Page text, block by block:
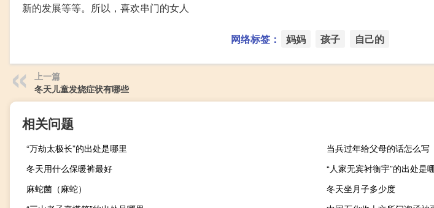
新的发展等等。所以，喜欢串门的女人
网络标签： 妈妈 孩子 自己的
上一篇
冬天儿童发烧症状有哪些
相关问题
“万劫太极长”的出处是哪里
当兵过年给父母的话怎么写
冬天用什么保暖裤最好
“人家无宾衬衡宇”的出处是
麻蛇菌（麻蛇）
冬天坐月子多少度